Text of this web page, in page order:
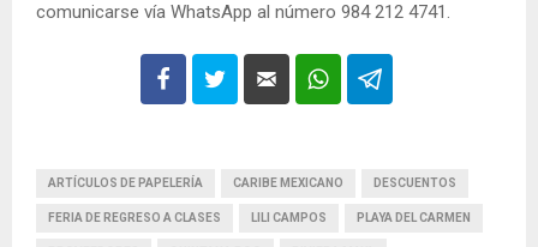
comunicarse vía WhatsApp al número 984 212 4741.
ARTÍCULOS DE PAPELERÍA CARIBE MEXICANO DESCUENTOS
FERIA DE REGRESO A CLASES LILI CAMPOS PLAYA DEL CARMEN